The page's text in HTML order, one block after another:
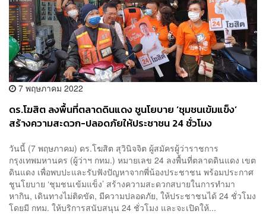
7 พฤษภาคม 2022
ดร.โฆสิต ลงพื้นที่ตลาดดินแดง ชูนโยบาย ‘ชุมชนเข้มแข็ง’
สร้างความสะดวก-ปลอดภัยให้ประชาชน 24 ชั่วโมง
วันนี้ (7 พฤษภาคม) ดร.โฆสิต สุวินิจจิต ผู้สมัครผู้ว่าราชการ
กรุงเทพมหานคร (ผู้ว่าฯ กทม.) หมายเลข 24 ลงพื้นที่ตลาดดินแดง เขต
ดินแดง เพื่อพบปะและรับฟังปัญหาจากพี่น้องประชาชน พร้อมประกาศ
ชูนโยบาย ‘ชุมชนเข้มแข็ง’ สร้างความสะดวกสบายในการทำมา
หากิน, เดินทางไม่ติดขัด, มีความปลอดภัย, ให้ประชาชนได้ 24 ชั่วโมง
โดยมี กทม. ให้บริการสนับสนุน 24 ชั่วโมง และจะเปิดให้...